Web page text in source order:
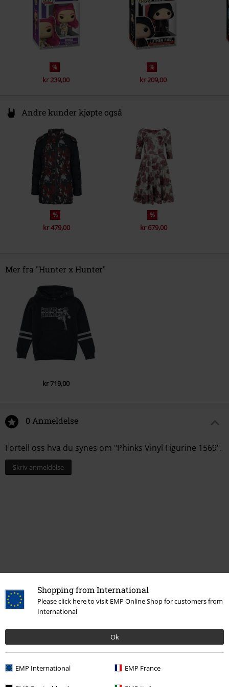
Shopping from International
Please click here to visit EMP Online Shop for customers from
International
Ok
EMP International EMP France
%
kr 239,00
%
kr 209,00
Andre kunder kjøpte også
%
kr 479,00
%
kr 679,00
Mer fra "Hunter x Hunter"
kr 719,00
0 Anmeldelse
Fortell oss hva du synes om "Phinks Vinyl Figurine 1569".
Skriv anmeldelse
Flere kategorier. Flere valgmuligheter.
Filmer og TV Husholdningsartikler
Filmer og TV
Filmer og TV TV-serier